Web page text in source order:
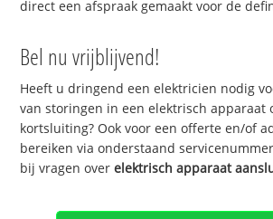
direct een afspraak gemaakt voor de
Bel nu vrijblijvend!
Heeft u dringend een elektricien nodig
van storingen in een elektrisch apparaat
kortsluiting? Ook voor een offerte en/of
bereiken via onderstaand
bij vragen overelektrisch apparaat